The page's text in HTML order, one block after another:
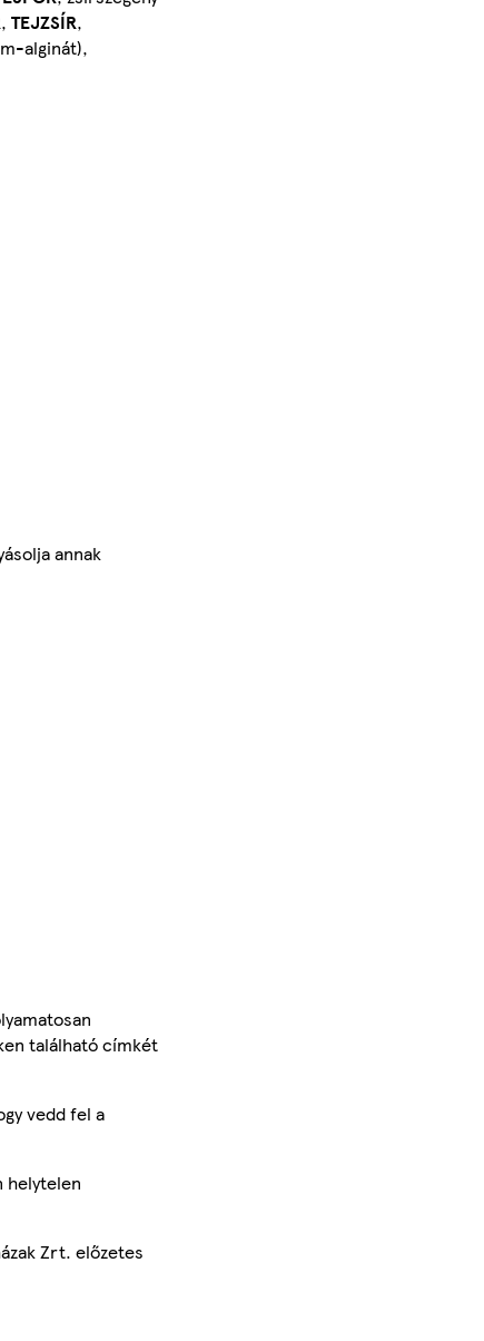
, TEJZSÍR,
alginát),
annak
található címkét
vedd fel a
helytelen
Zrt. előzetes